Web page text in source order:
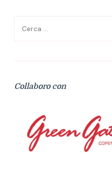
Ricerca
Collaboro con